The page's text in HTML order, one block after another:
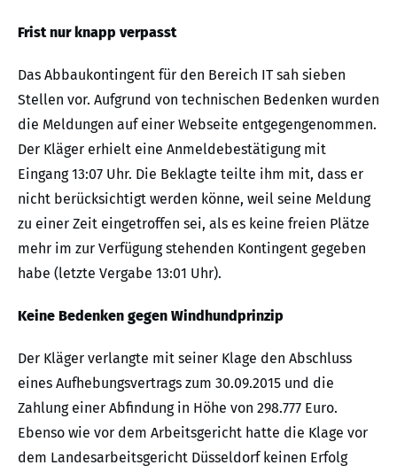
Frist nur knapp verpasst
Das Abbaukontingent für den Bereich IT sah sieben
Stellen vor. Aufgrund von technischen Bedenken wurden
die Meldungen auf einer Webseite entgegengenommen.
Der Kläger erhielt eine Anmeldebestätigung mit
Eingang 13:07 Uhr. Die Beklagte teilte ihm mit, dass er
nicht berücksichtigt werden könne, weil seine Meldung
zu einer Zeit eingetroffen sei, als es keine freien Plätze
mehr im zur Verfügung stehenden Kontingent gegeben
habe (letzte Vergabe 13:01 Uhr).
Keine Bedenken gegen Windhundprinzip
Der Kläger verlangte mit seiner Klage den Abschluss
eines Aufhebungsvertrags zum 30.09.2015 und die
Zahlung einer Abfindung in Höhe von 298.777 Euro.
Ebenso wie vor dem Arbeitsgericht hatte die Klage vor
dem Landesarbeitsgericht Düsseldorf keinen Erfolg